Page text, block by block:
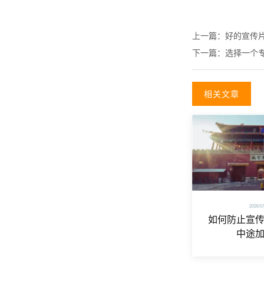
上一篇： 好的宣传
下一篇： 选择一个
相关文章
2026/
如何防止宣
中途